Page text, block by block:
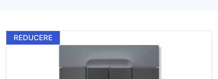
REDUCERE